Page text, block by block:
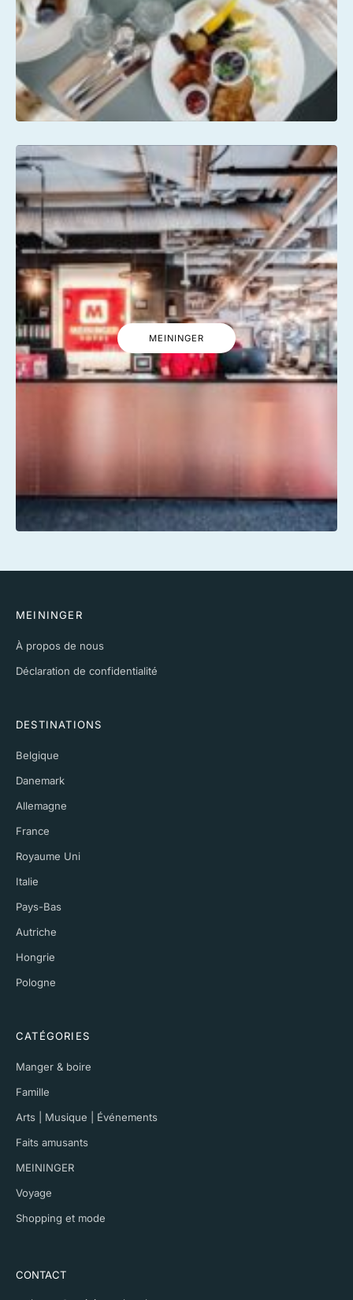
MEININGER
MEININGER
À propos de nous
Déclaration de confidentialité
DESTINATIONS
Belgique
Danemark
Allemagne
France
Royaume Uni
Italie
Pays-Bas
Autriche
Hongrie
Pologne
CATÉGORIES
Manger & boire
Famille
Arts | Musique | Événements
Faits amusants
MEININGER
Voyage
Shopping et mode
CONTACT